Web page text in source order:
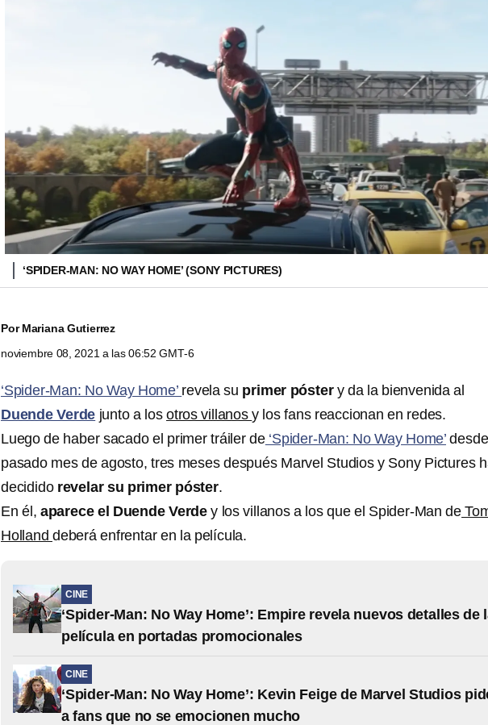
‘SPIDER-MAN: NO WAY HOME’ (SONY PICTURES)
PorMariana Gutierrez
noviembre 08, 2021 a las 06:52 GMT-6
‘Spider-Man: No Way Home’ revela su primer póster y da la bienvenida al
Duende Verde junto a losotros villanosy los fans reaccionan en redes.
Luego de haber sacado el primer tráiler de‘Spider-Man: No Way Home’
pasado mes de agosto, tres meses después Marvel Studios y Sony Pictures
decidido revelar su primer póster.
En él, aparece el Duende Verdey los villanos a los que el Spider-Man de
Holland deberá enfrentar en la película.
CINE
‘Spider-Man: No Way Home’: Empire revela nuevos detalles de
película en portadas promocionales
CINE
‘Spider-Man: No Way Home’: Kevin Feige de Marvel Studios
a fans que no se emocionen mucho